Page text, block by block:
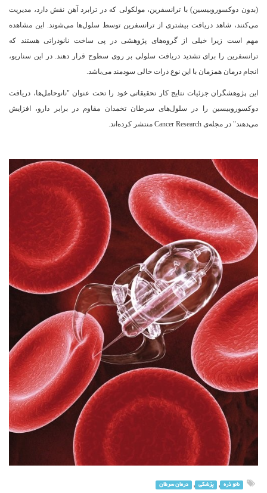
(بدون دوکسوروبیسین) با ترانسفرین، مولکولی که در ترابرد آهن نقش دارد، مدیریت
می‌کنند، شاهد دریافت بیشتری از ترانسفرین توسط سلول‌ها می‌شوند. این مشاهده
مهم است زیرا خیلی از گروه‌های پژوهشی در پی ساخت نانوذراتی هستند که
ترانسفرین را برای تشدید دریافت سلولی بر روی سطوح قرار دهند. در این سناریو،
انجام درمان همزمان با این نوع ذرات خالی سودمند می‌باشد.
این پژوهشگران جزئیات نتایج کار تحقیقاتی خود را تحت عنوان "نانوحامل‌ها، دریافت
دوکسوروبیسین را در سلول‌های سرطان تخمدان مقاوم در برابر دارو، افزایش
می‌دهند" در مجله‌ی Cancer Research منتشر کرده‌اند.
نانو ذره , پزشکی , درمان سرطان